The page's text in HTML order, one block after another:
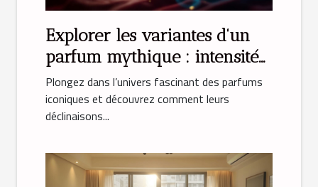
Explorer les variantes d'un
parfum mythique : intensité
et émotion
Plongez dans l’univers fascinant des parfums
iconiques et découvrez comment leurs
déclinaisons...